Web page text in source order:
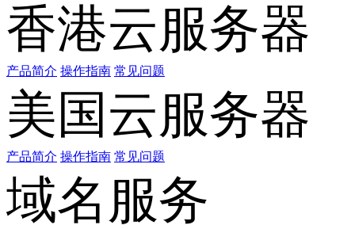
香港云服务器
产品简介 操作指南 常见问题
美国云服务器
产品简介 操作指南 常见问题
域名服务